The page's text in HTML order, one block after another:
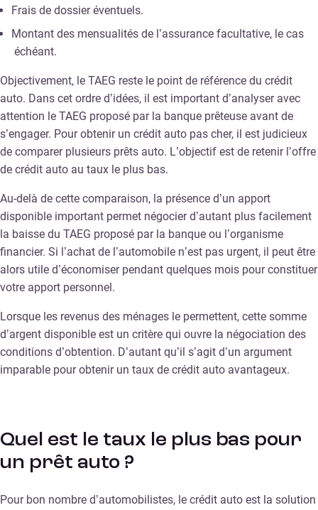
Frais de dossier éventuels.
Montant des mensualités de l’assurance facultative, le cas
échéant.
Objectivement, le TAEG reste le point de référence du crédit
auto. Dans cet ordre d’idées, il est important d’analyser avec
attention le TAEG proposé par la banque prêteuse avant de
s’engager. Pour obtenir un crédit auto pas cher, il est judicieux
de comparer plusieurs prêts auto. L’objectif est de retenir l’offre
de crédit auto au taux le plus bas.
Au-delà de cette comparaison, la présence d’un apport
disponible important permet négocier d’autant plus facilement
la baisse du TAEG proposé par la banque ou l’organisme
financier. Si l’achat de l’automobile n’est pas urgent, il peut être
alors utile d’économiser pendant quelques mois pour constituer
votre apport personnel.
Lorsque les revenus des ménages le permettent, cette somme
d’argent disponible est un critère qui ouvre la négociation des
conditions d’obtention. D’autant qu’il s’agit d’un argument
imparable pour obtenir un taux de crédit auto avantageux.
Quel est le taux le plus bas pour
un prêt auto ?
Pour bon nombre d’automobilistes, le crédit auto est la solution